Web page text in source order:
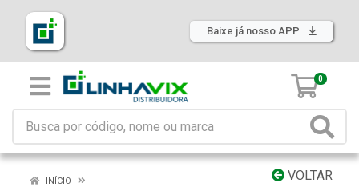
Baixe já nosso APP
0
VOLTAR
INÍCIO